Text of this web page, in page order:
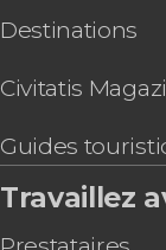
Destinations
Civitatis
Guides
Travaillez